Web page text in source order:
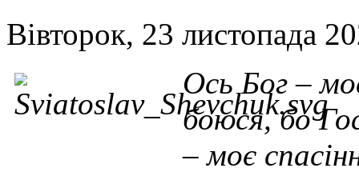
Вівторок, 23 листопада
Ось Бог –
боюся, бо
– моє